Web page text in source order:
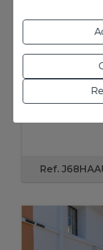
Town house
425.000 €
Dormitorios: 3,
sentimos, pero
sólo está
póngase en
Ref.